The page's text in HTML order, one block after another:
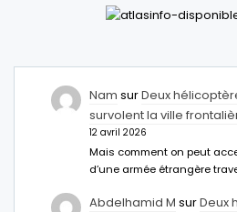
Nam surDeux
survolent la ville
12 avril 2026
Mais comment on peut
d’une armée étrangère
Abdelhamid M surDeux